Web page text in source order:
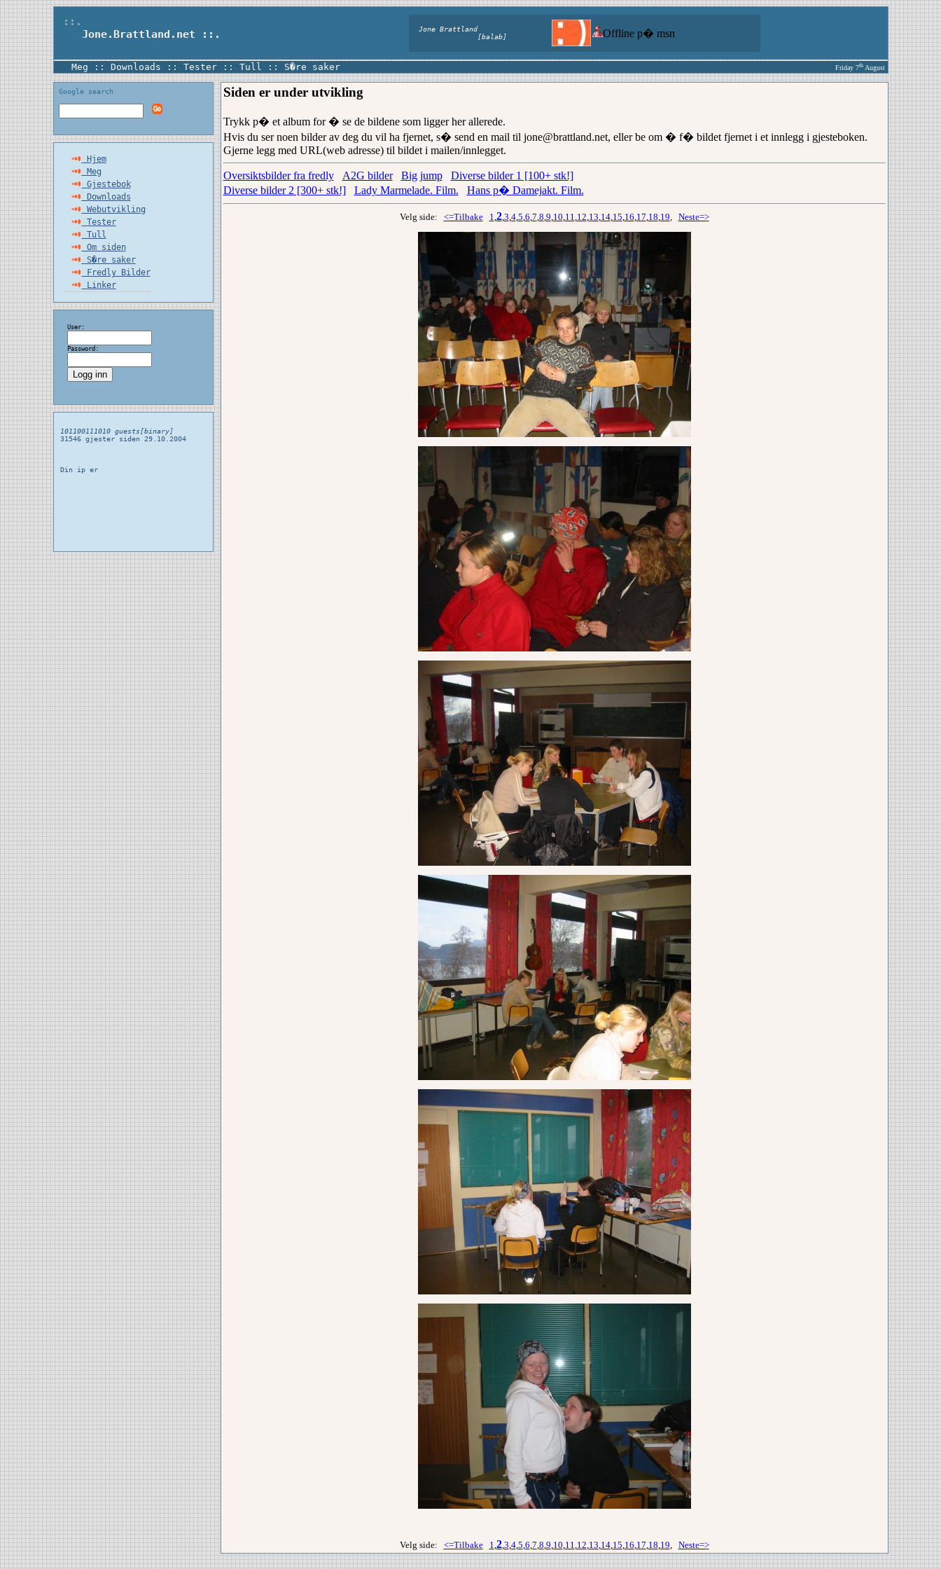
::.
Jone.Brattland.net ::.
Jone Brattland
[balab]
Offline p� msn
Meg :: Downloads :: Tester:: Tull :: S�re saker Friday 7thAugust
Google search
Hjem
Meg
Gjestebok
Downloads
Webutvikling
Tester
Tull
Om siden
S�re saker
Fredly Bilder
Linker
User:
Password:
101100111010 guests[binary]
31546 gjester siden 29.10.2004
Din ip er
Siden er under utvikling
Trykk p� et album for � se de bildene som ligger her allerede.
Hvis du ser noen bilder av deg du vil ha fjernet, s� send en mail til jone@brattland.net, eller be om � f� bildet fjernet i et innlegg i gjesteboken.
Gjerne legg med URL(web adresse) til bildet i mailen/innlegget.
Oversiktsbilder fra fredly A2G bilder Big jump
Diverse bilder 1 [100+ stk!]
Diverse bilder 2 [300+ stk!]
Lady Marmelade. Film. Hans p� Damejakt. Film.
Velg side: <=Tilbake 1 2, 3 4, 5 6 7 8 9 10 11 12 13 14, 15 16 17 18 19 Neste=>
Velg side: <=Tilbake 1 2, 3 4, 5 6 7 8 9 10 11 12 13 14, 15 16 17 18 19 Neste=>